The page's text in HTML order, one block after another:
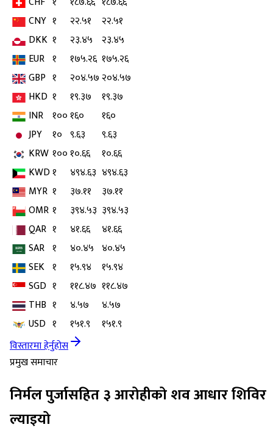
CNY १ २२.५१
२२.५१
DKK १ २३.४५
२३.४५
EUR १ १७५.२६ १७५.२६
GBP १ २०४.५७ २०४.५७
HKD १ १९.३७
१९.३७
INR १००१६०
१६०
JPY
१० ९.६३
९.६३
KRW १००१०.६६
१०.६६
KWD१ ४९४.६३ ४९४.६३
MYR १ ३७.११
३७.११
OMR १ ३९४.५३ ३९४.५३
QAR १ ४१.६६
४१.६६
SAR १ ४०.४५ ४०.४५
SEK १ १५.९४
१५.९४
SGD १ ११८.४७ ११८.४७
THB १ ४.५७
४.५७
USD १ १५१.९
१५१.९
विस्तारमा हेर्नुहोस
प्रमुख समाचार
निर्मल पुर्जासहित ३ आरोहीको शव आधार शिविर
ल्याइयो